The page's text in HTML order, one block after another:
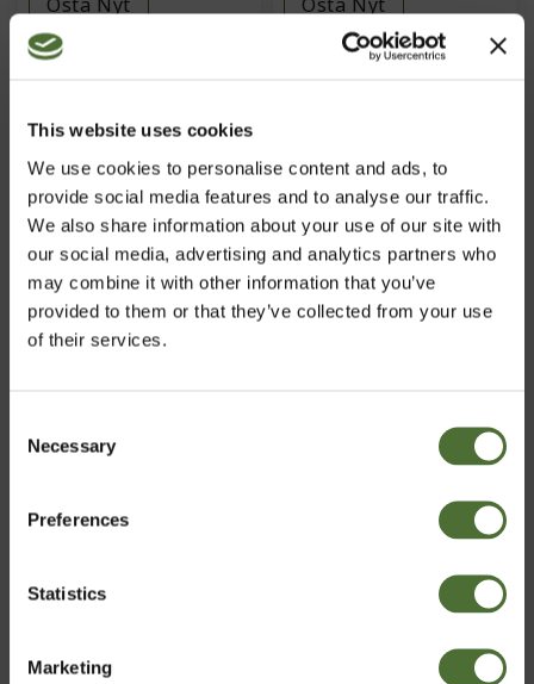
This website uses cookies
We use cookies to personalise content and ads, to
provide social media features and to analyse our traffic.
We also share information about your use of our site with
our social media, advertising and analytics partners who
may combine it with other information that you’ve
provided to them or that they’ve collected from your use
of their services.
Selection
Necessary
Preferences
Statistics
Marketing
NeoLifeShake Berries n'
TUOTENRO: 917